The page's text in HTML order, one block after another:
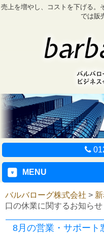
売上を増やし、コストを下げる。
では販
MENU
バルバローグ株式会社 >
口の休業に関するお知らせ
8月の営業・サポート